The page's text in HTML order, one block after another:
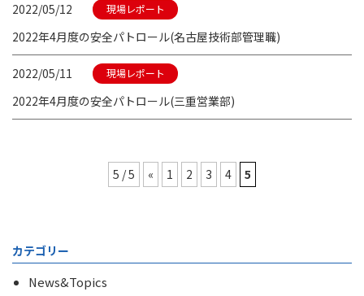
2022/05/12 現場レポート
2022年4月度の安全パトロール(名古屋技術部管理職)
2022/05/11 現場レポート
2022年4月度の安全パトロール(三重営業部)
5 / 5 « 1 2 3 4 5
カテゴリー
News&Topics